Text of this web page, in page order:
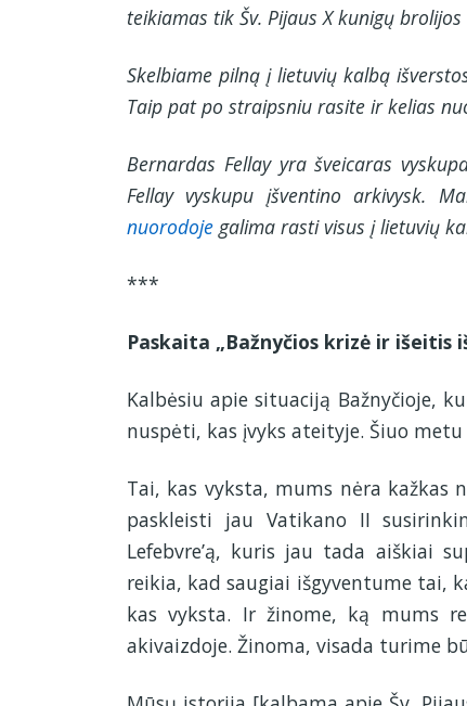
teikiamas tik Šv. Pijaus X kunigų
Skelbiame pilną į lietuvių kalbą
Taip pat po straipsniu rasite ir kelias
Bernardas Fellay yra šveicaras
Fellay vyskupu įšventino arkivysk.
nuorodoje galima rasti visus į lietuvių
***
Paskaita „Bažnyčios krizė ir išeitis
Kalbėsiu apie situaciją Bažnyčioje,
nuspėti, kas įvyks ateityje. Šiuo
Tai, kas vyksta, mums nėra
paskleisti jau Vatikano II
Lefebvre’ą, kuris jau tada aiškiai
reikia, kad saugiai išgyventume tai,
kas vyksta. Ir žinome, ką mums
akivaizdoje. Žinoma, visada turime